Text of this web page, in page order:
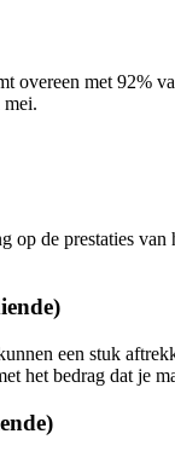
met 92%
mei.
de prestaties
een stuk
het bedrag dat je